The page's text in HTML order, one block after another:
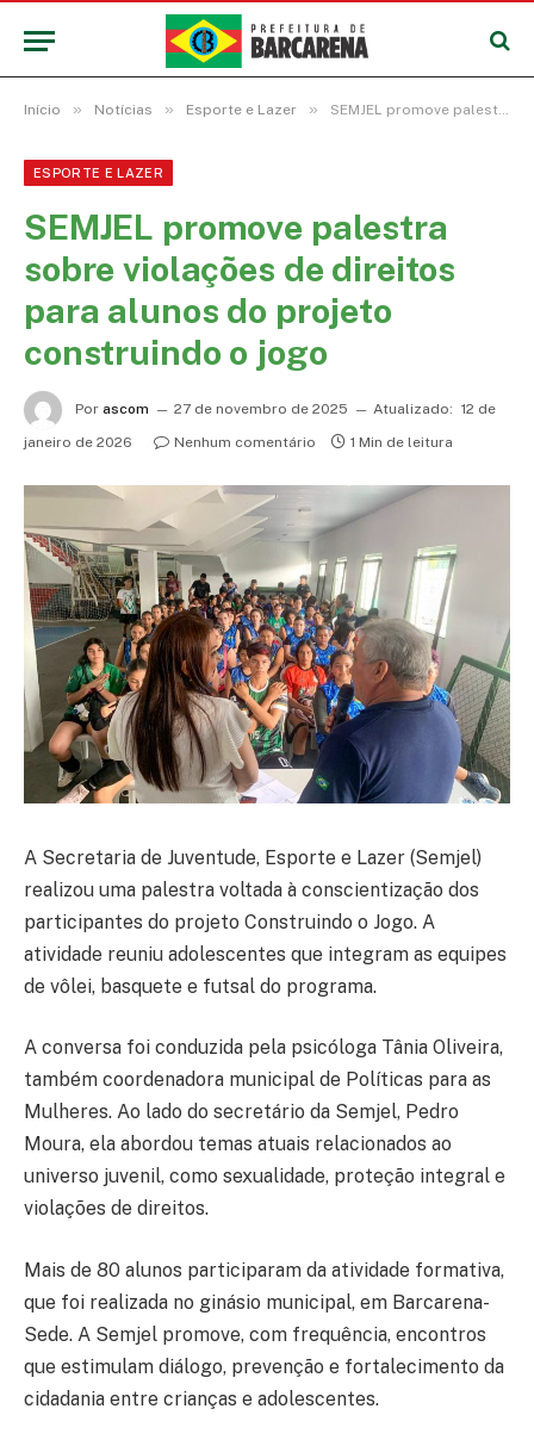
Início » Notícias » Esporte e Lazer » SEMJEL promove palestra sobre violações de direitos para alunos do projeto construindo o jogo
ESPORTE E LAZER
SEMJEL promove palestra
sobre violações de direitos
para alunos do projeto
construindo o jogo
Por ascom 27 de novembro de 2025 Atualizado: 12 de
janeiro de 2026
Nenhum comentário 1 Min de leitura
A Secretaria de Juventude, Esporte e Lazer (Semjel)
realizou uma palestra voltada à conscientização dos
participantes do projeto Construindo o Jogo. A
atividade reuniu adolescentes que integram as equipes
de vôlei, basquete e futsal do programa.
A conversa foi conduzida pela psicóloga Tânia Oliveira,
também coordenadora municipal de Políticas para as
Mulheres. Ao lado do secretário da Semjel, Pedro
Moura, ela abordou temas atuais relacionados ao
universo juvenil, como sexualidade, proteção integral e
violações de direitos.
Mais de 80 alunos participaram da atividade formativa,
que foi realizada no ginásio municipal, em Barcarena-
Sede. A Semjel promove, com frequência, encontros
que estimulam diálogo, prevenção e fortalecimento da
cidadania entre crianças e adolescentes.